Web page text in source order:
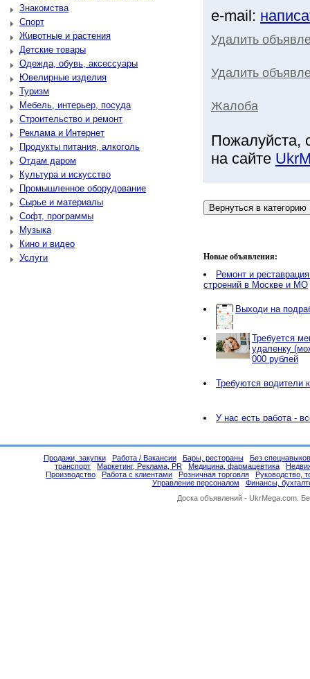
Знакомства
Спорт
Животные и растения
Детские товары
Одежда, обувь, аксессуары
Ювелирные изделия
Туризм
Мебель, интерьер, посуда
Строительство и ремонт
Реклама и Интернет
Продукты питания, алкоголь
Отдам даром
Культура и искусство
Промышленное оборудование
Сырье и материалы
Софт, программы
Музыка
Кино и видео
Услуги
e-mail:
Удалить
Удалить
Жалоба
Пожалуйста,
на сайте
Новые объявления:
Ремонт и
строений в Москве и МО
Выходи на
Требуется
удаленку
000 рублей
Требуются водители
У нас есть работа -
Продажи, закупки Работа / Вакансии Бары, рестораны
Без
транспорт
Маркетинг, Реклама, PR Медицина, фармацевтика
Производство
Работа с клиентами Розничная торговля
Руководство,
Управление персоналом
Финансы,
Доска объявлений - UkrMega.com.